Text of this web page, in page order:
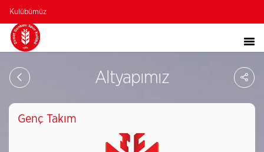
Kulübümüz
Altyapımız
Genç Takım